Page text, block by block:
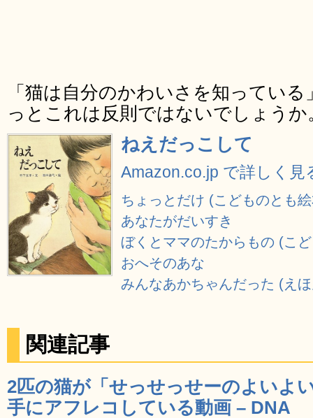
「猫は自分のかわいさを知ってい
っとこれは反則ではないでしょうか
ねえだっこして
Amazon.co.jp で詳しく見
ちょっとだけ (こどものとも
あなたがだいすき
ぼくとママのたからもの (こ
おへそのあな
みんなあかちゃんだった (え
関連記事
2匹の猫が「せっせっせーのよいよ
手にアフレコしている動画 – DNA